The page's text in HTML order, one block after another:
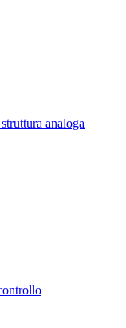
analoga